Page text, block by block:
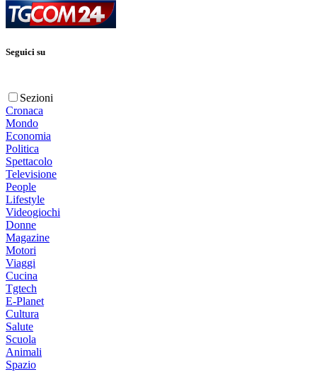
Seguici su
Sezioni
Cronaca
Mondo
Economia
Politica
Spettacolo
Televisione
People
Lifestyle
Videogiochi
Donne
Magazine
Motori
Viaggi
Cucina
Tgtech
E-Planet
Cultura
Salute
Scuola
Animali
Spazio